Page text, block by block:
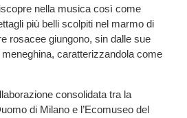
nella musica così come
più belli scolpiti nel marmo di
rosacee giungono, sin dalle sue
caratterizzandola come
consolidata tra la
di Milano e l’Ecomuseo del